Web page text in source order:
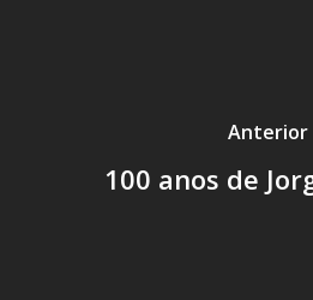
Anterior
100 anos de